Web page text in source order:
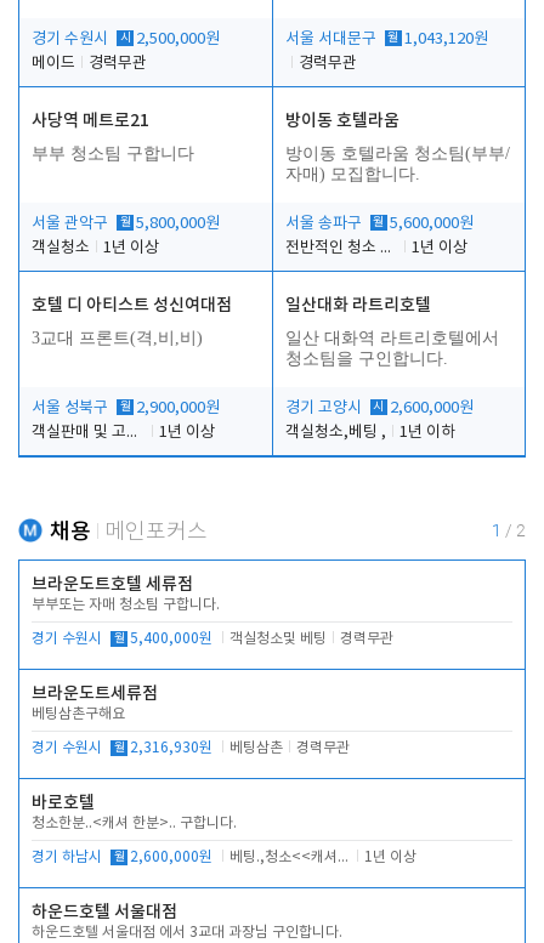
경기 수원시 시
2,500,000원
메이드
경력무관
서울 서대문구
월 1,043,120원
경력무관
사당역 메트로21
부부 청소팀 구합니다
서울 관악구 월 5,800,000원
객실청소
1년 이상
방이동 호텔라움
방이동 호텔라움 청소팀(부부/
자매) 모집합니다.
서울 송파구 월 5,600,000원
전반적인 청소 업무(객실청소.객실정리)
1년 이상
호텔 디 아티스트 성신여대점
3교대 프론트(격,비,비)
서울 성북구 월 2,900,000원
객실판매 및 고객응대
1년 이상
일산대화 라트리호텔
일산 대화역 라트리호텔에서
청소팀을 구인합니다.
경기 고양시 시
2,600,000원
객실청소,베팅 ,
1년 이하
채용 메인포커스 1 / 2
브라운도트호텔 세류점
부부또는 자매 청소팀 구합니다.
경기 수원시 월 5,400,000원 객실청소및 베팅 경력무관
브라운도트세류점
베팅삼촌구해요
경기 수원시 월 2,316,930원 베팅삼촌 경력무관
바로호텔
청소한분..<캐셔 한분>.. 구합니다.
경기 하남시 월 2,600,000원 베팅.,청소<<캐셔 모셔봅니다. 1년 이상
하운드호텔 서울대점
하운드호텔 서울대점 에서 3교대 과장님 구인합니다.